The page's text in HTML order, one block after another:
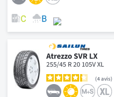
Atrezzo SVR LX
255/45 R 20 105V XL
4avis